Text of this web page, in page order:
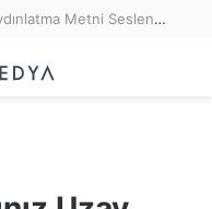
Kişisel Verileri Koruma Kanunu Aydınlatma Metni Seslendirme (KVKK Anonsu)